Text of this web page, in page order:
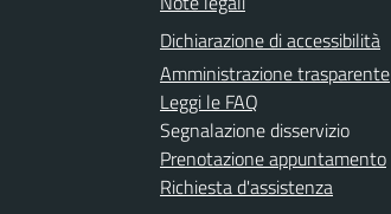
Dichiarazione di accessibilità
Amministrazione trasparente
Leggi le FAQ
Segnalazione disservizio
Prenotazione appuntamento
Richiesta d'assistenza